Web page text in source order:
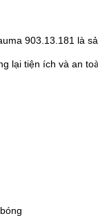
903.13.181 là
lại tiện ích và an